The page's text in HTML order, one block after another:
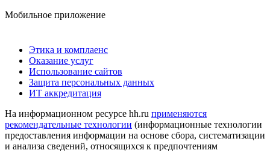
Мобильное приложение
Этика и комплаенс
Оказание услуг
Использование сайтов
Защита персональных данных
ИТ аккредитация
На информационном ресурсе hh.ru применяются
рекомендательные технологии (информационные технологии
предоставления информации на основе сбора, систематизации
и анализа сведений, относящихся к предпочтениям